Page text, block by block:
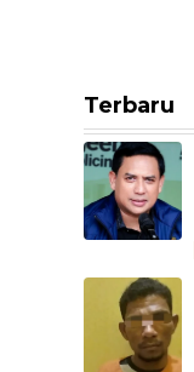
Terbaru